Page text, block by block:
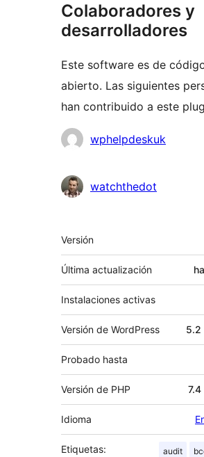
Colaboradores y
desarrolladores
Este software es de
abierto. Las siguientes
han contribuido a este
Colaboradores
wphelpdeskuk
watchthedot
Meta
Versión
Última actualización
Instalaciones activas
Versión de WordPress 5.2
Probado hasta
Versión de PHP
Idioma
Etiquetas: audit